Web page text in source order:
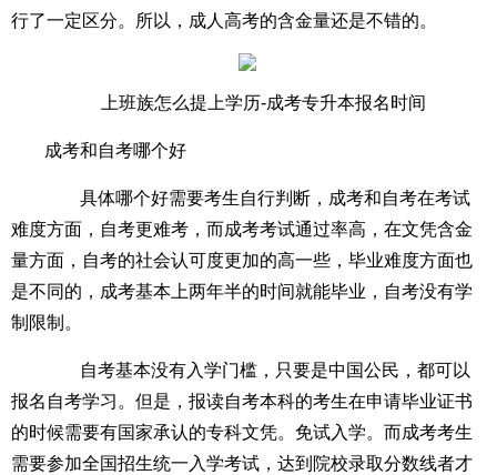
行了一定区分。所以，成人高考的含金量还是不错的。
上班族怎么提上学历-成考专升本报名时间
成考和自考哪个好
具体哪个好需要考生自行判断，成考和自考在考试
难度方面，自考更难考，而成考考试通过率高，在文凭含金
量方面，自考的社会认可度更加的高一些，毕业难度方面也
是不同的，成考基本上两年半的时间就能毕业，自考没有学
制限制。
自考基本没有入学门槛，只要是中国公民，都可以
报名自考学习。但是，报读自考本科的考生在申请毕业证书
的时候需要有国家承认的专科文凭。免试入学。而成考考生
需要参加全国招生统一入学考试，达到院校录取分数线者才